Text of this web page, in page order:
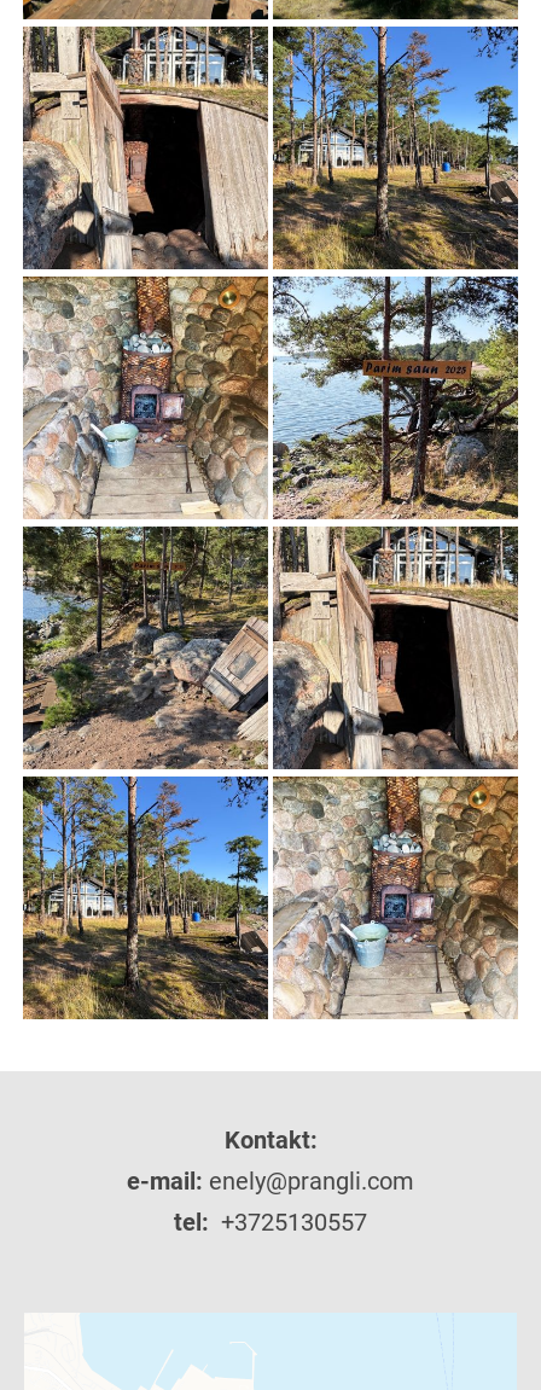
Kontakt:
e-mail: enely@prangli.com
tel: +3725130557